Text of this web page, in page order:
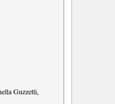
Guzzetti,